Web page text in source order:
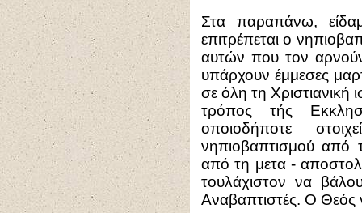
Στα παραπάνω,
επιτρέπεται ο
αυτών που τον
υπάρχουν έμμεσες
σε όλη τη Χριστιανική
τρόπος τής
οποιοδήποτε
νηπιοβαπτισμού από
από τη μετα -
τουλάχιστον να
Αναβαπτιστές. Ο Θεός